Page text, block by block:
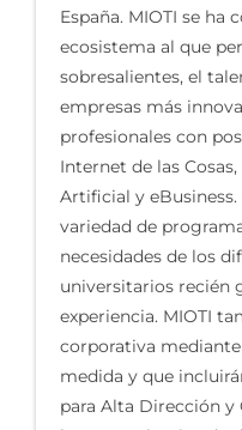
España. MIOTI se ha
ecosistema al que
sobresalientes, el
empresas más
profesionales con
Internet de las
Artificial y
variedad de
necesidades de los
universitarios recién
experiencia. MIOTI
corporativa
medida y que
para Alta Dirección y